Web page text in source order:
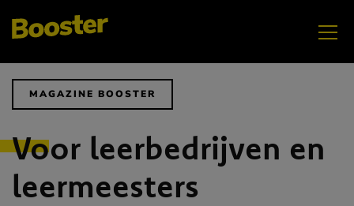
Vrouwen vlammen in techniek
MAGAZINE BOOSTER
Voor leerbedrijven en
leermeesters